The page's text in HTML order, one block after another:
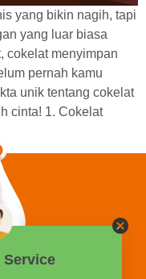
yang bikin nagih, tapi
yang luar biasa
cokelat menyimpan
pernah kamu
unik tentang cokelat
cinta! 1. Cokelat
9999